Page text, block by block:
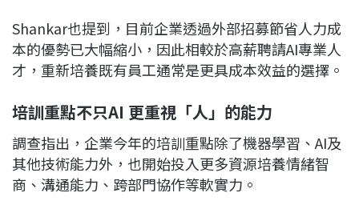
Shankar也提到，目前企業透過外部招募節省人力成
本的優勢已大幅縮小，因此相較於高薪聘請AI專業人
才，重新培養既有員工通常是更具成本效益的選擇。
培訓重點不只AI 更重視「人」的能力
調查指出，企業今年的培訓重點除了機器學習、AI及
其他技術能力外，也開始投入更多資源培養情緒智
商、溝通能力、跨部門協作等軟實力。